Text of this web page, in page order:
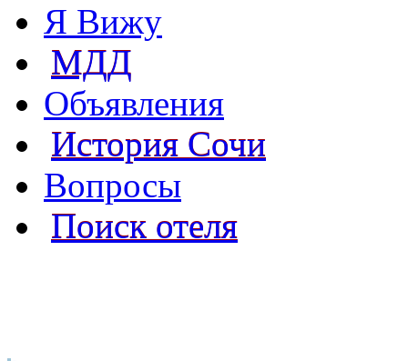
Я Вижу
МДД
Объявления
История Сочи
Вопросы
Поиск отеля